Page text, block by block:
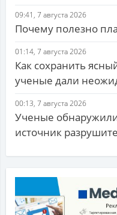
09:41, 7 августа 2026
Почему полезно
01:14, 7 августа 2026
Как сохранить
ученые дали
00:13, 7 августа 2026
Ученые
источник